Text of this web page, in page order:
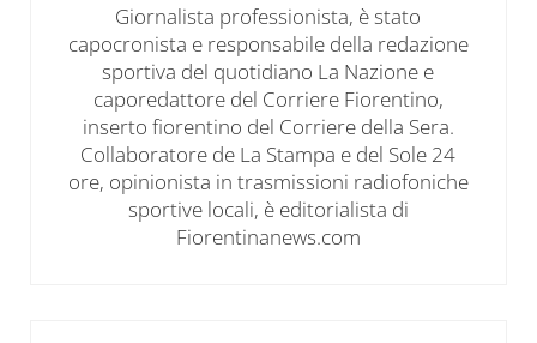
Giornalista professionista, è stato
capocronista e responsabile della redazione
sportiva del quotidiano La Nazione e
caporedattore del Corriere Fiorentino,
inserto fiorentino del Corriere della Sera.
Collaboratore de La Stampa e del Sole 24
ore, opinionista in trasmissioni radiofoniche
sportive locali, è editorialista di
Fiorentinanews.com